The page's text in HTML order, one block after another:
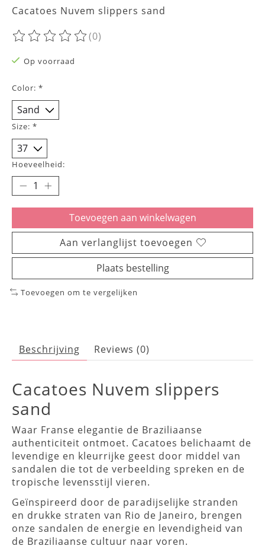
Cacatoes Nuvem slippers sand
De beoordeling van dit product is
(0)
Op voorraad
Color: *
Size: *
Hoeveelheid:
Toevoegen aan winkelwagen
Aan verlanglijst toevoegen
Plaats bestelling
Toevoegen om te vergelijken
Beschrijving Reviews (0)
Cacatoes Nuvem slippers
sand
Waar Franse elegantie de Braziliaanse
authenticiteit ontmoet. Cacatoes belichaamt de
levendige en kleurrijke geest door middel van
sandalen die tot de verbeelding spreken en de
tropische levensstijl vieren.
Geïnspireerd door de paradijselijke stranden
en drukke straten van Rio de Janeiro, brengen
onze sandalen de energie en levendigheid van
de Braziliaanse cultuur naar voren.